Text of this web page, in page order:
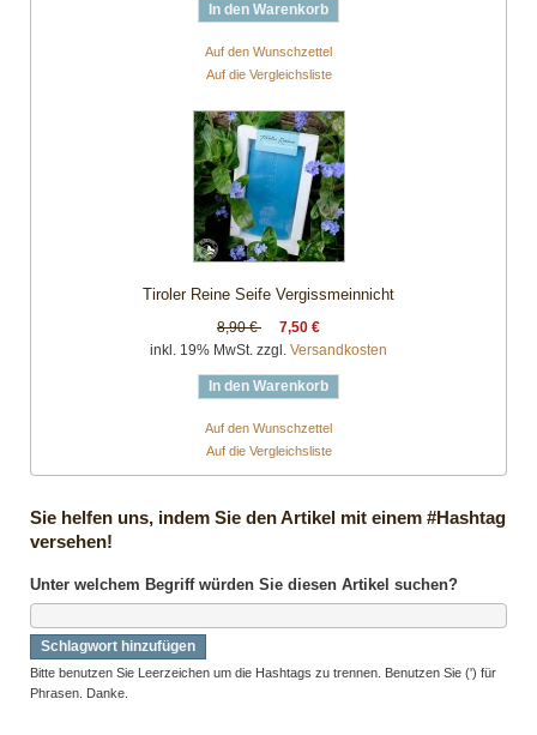
In den Warenkorb
Auf den Wunschzettel
Auf die Vergleichsliste
Tiroler Reine Seife Vergissmeinnicht
8,90 €
7,50 €
inkl. 19% MwSt. zzgl. Versandkosten
In den Warenkorb
Auf den Wunschzettel
Auf die Vergleichsliste
Sie helfen uns, indem Sie den Artikel mit einem #Hashtag
versehen!
Unter welchem Begriff würden Sie diesen Artikel suchen?
Schlagwort hinzufügen
Bitte benutzen Sie Leerzeichen um die Hashtags zu trennen. Benutzen Sie (') für
Phrasen. Danke.